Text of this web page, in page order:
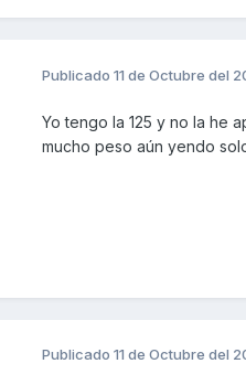
Publicado 11 de Octubre del
Yo tengo la 125 y no la he
mucho peso aún yendo
Publicado 11 de Octubre del